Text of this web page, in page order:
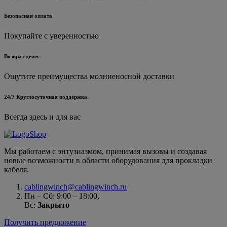
Безопасная оплата
Покупайте с уверенностью
Возврат денег
Ощутите преимущества молниеносной доставки
24/7 Круглосуточная поддержка
Всегда здесь и для вас
Мы работаем с энтузиазмом, принимая вызовы и создавая
новые возможности в области оборудования для прокладки
кабеля.
cablingwinch@cablingwinch.ru
Пн – Сб: 9:00 – 18:00,
Вс: Закрыто
Получить предложение